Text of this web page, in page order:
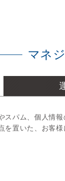
マネ
パム、個人情報
置いた、お客